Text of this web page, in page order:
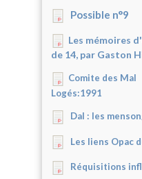
Possible n°9
Les mémoires
de 14, par Gaston
Comite des Mal
Logés:1991
Dal : les
Les liens Opac
Réquisitions